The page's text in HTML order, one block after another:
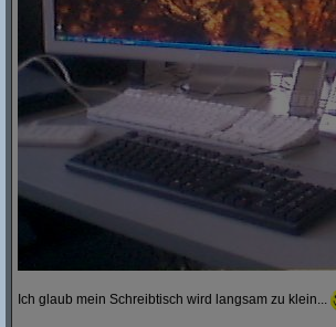
Ich glaub mein Schreibtisch wird langsam zu klein...